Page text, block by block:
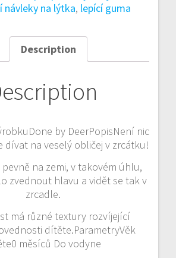
návleky na lýtka, lepící guma
Description
by DeerPopisNení nic
dívat na veselý obličej v zrcátku!
na zemi, v takovém úhlu,
zvednout hlavu a vidět se tak v
zrcadle.
má různé textury rozvíjející
dítěte.ParametryVěk
měsíců Do vodyne